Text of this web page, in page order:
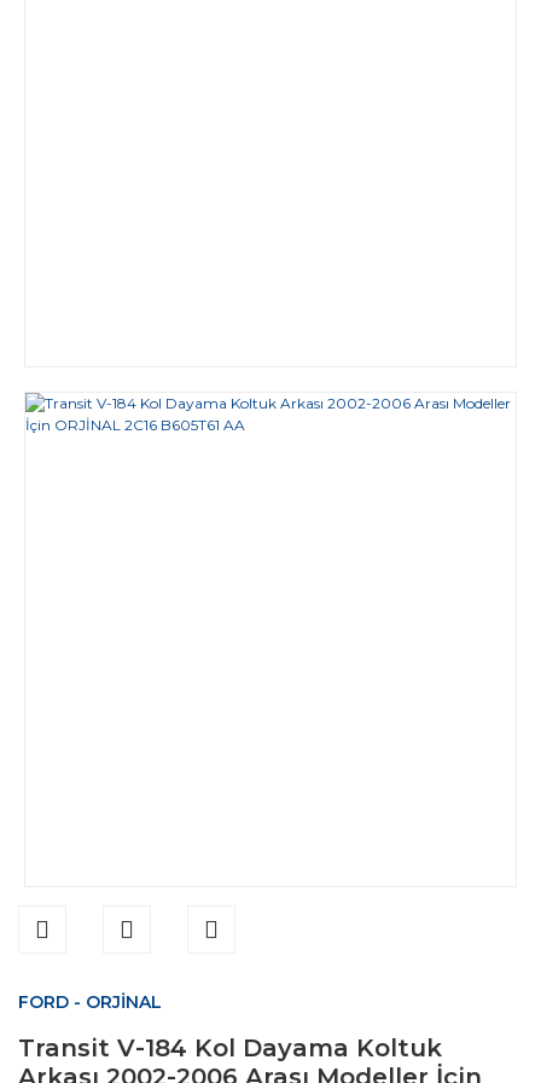
FORD - ORJİNAL
Transit V-184 Kol Dayama Koltuk
Arkası 2002-2006 Arası Modeller İçin